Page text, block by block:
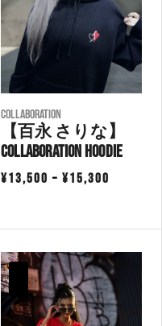
COLLABORATION
【百永 さりな】
Collaboration Hoodie
¥13,500 – ¥15,300
–
¥15,300